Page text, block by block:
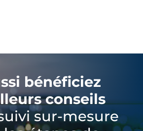
bénéficiez
conseils
sur-mesure